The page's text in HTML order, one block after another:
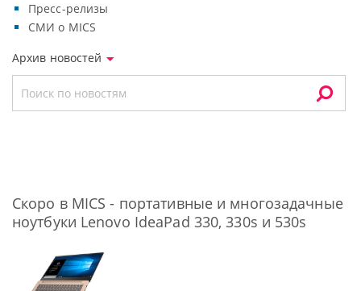
Пресс-релизы
СМИ о MICS
Архив новостей
Скоро в MICS - портативные и многозадачные
ноутбуки Lenovo IdeaPad 330, 330s и 530s